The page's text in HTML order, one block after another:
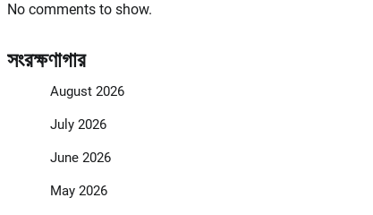
No comments to show.
সংরক্ষণাগার
August 2026
July 2026
June 2026
May 2026